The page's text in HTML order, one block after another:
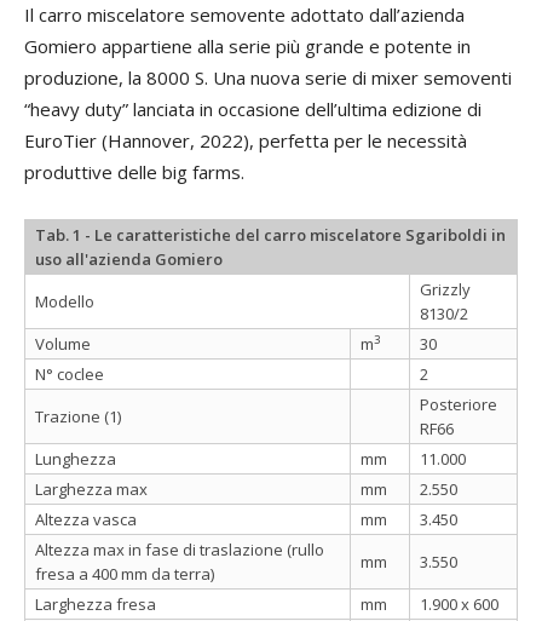
Il carro miscelatore semovente adottato dall’azienda
Gomiero appartiene alla serie più grande e potente in
produzione, la 8000 S. Una nuova serie di mixer semoventi
“heavy duty” lanciata in occasione dell’ultima edizione di
EuroTier (Hannover, 2022), perfetta per le necessità
produttive delle big farms.
Tab. 1 - Le caratteristiche del carro miscelatore Sgariboldi in
uso all'azienda Gomiero
Modello
Grizzly
8130/2
Volume
m3
30
N° coclee
2
Trazione (1)
Posteriore
RF66
Lunghezza
mm
11.000
Larghezza max
mm
2.550
Altezza vasca
mm
3.450
Altezza max in fase di traslazione (rullo
fresa a 400 mm da terra)
mm
3.550
Larghezza fresa
mm
1.900 x 600